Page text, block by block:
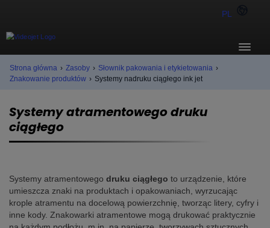
PL
Strona główna › Zasoby › Słownik pakowania i etykietowania ›
Znakowanie produktów › Systemy nadruku ciągłego ink jet
Systemy atramentowego druku
ciągłego
Systemy atramentowego druku ciągłego to urządzenie, które
umieszcza znaki na produktach i opakowaniach, wyrzucając
krople atramentu na docelową powierzchnię, tworząc litery, cyfry i
inne kody. Znakowarki atramentowe mogą drukować praktycznie